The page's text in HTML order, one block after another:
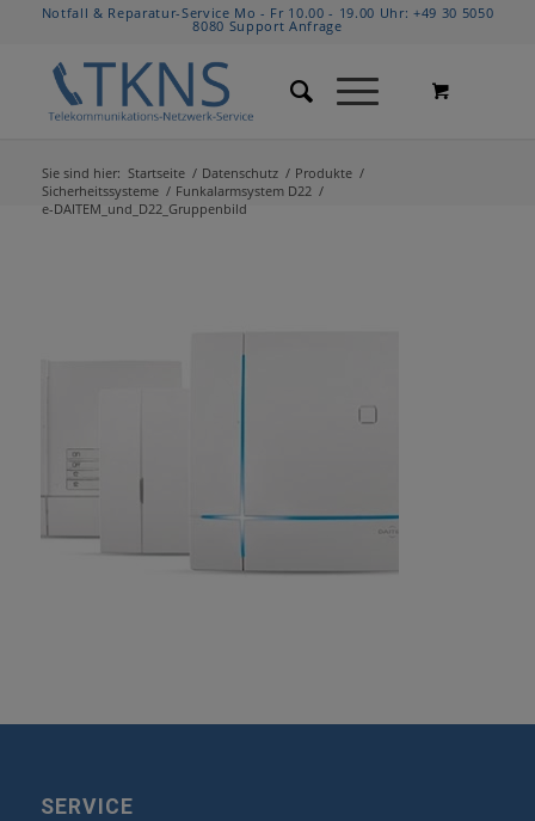
Notfall & Reparatur-Service Mo - Fr 10.00 - 19.00 Uhr:+49 30 5050
8080 Support Anfrage
Sie sind hier: Startseite / Datenschutz / Produkte /
Sicherheitssysteme / Funkalarmsystem D22 /
e-DAITEM_und_D22_Gruppenbild
SERVICE